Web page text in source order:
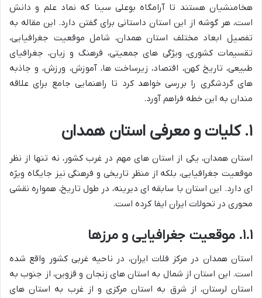
هخامنشیان هستند تا آرامگاه بوعلی سینا که نماد علم و دانش
است، هر گوشه از این استان داستانی برای گفتن دارد. این مقاله به
تفصیل ابعاد مختلف استان همدان، شامل موقعیت جغرافیایی،
تقسیمات کشوری، ویژگی های جمعیتی، فرهنگ و زبان، جغرافیای
طبیعی، تاریخ کهن، اقتصاد، زیرساخت ها، آموزش، ورزش، و جاذبه
های گردشگری را بررسی خواهد کرد تا راهنمایی جامع برای علاقه
مندان به این خطه فراهم آورد.
۱. کلیات و معرفی استان همدان
استان همدان، یکی از استان های مهم در غرب کشور، نه تنها از نظر
موقعیت جغرافیایی، بلکه از منظر تاریخی و فرهنگی نیز جایگاه ویژه
ای دارد. این استان با سابقه ای دیرینه، در طول تاریخ، همواره نقشی
محوری در تحولات ایران ایفا کرده است.
۱.۱. موقعیت جغرافیایی و مرزها
استان همدان در مرکز فلات ایران، در ناحیه غربی کشور واقع شده
است. این استان از شمال به استان های زنجان و قزوین، از جنوب به
استان لرستان، از شرق به استان مرکزی و از غرب به استان های